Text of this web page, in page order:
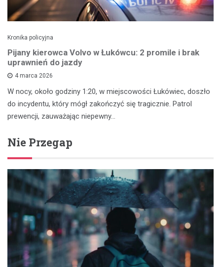
Kronika policyjna
Pijany kierowca Volvo w Łukówcu: 2 promile i brak
uprawnień do jazdy
4 marca 2026
W nocy, około godziny 1:20, w miejscowości Łukówiec, doszło
do incydentu, który mógł zakończyć się tragicznie. Patrol
prewencji, zauważając niepewny…
Nie Przegap